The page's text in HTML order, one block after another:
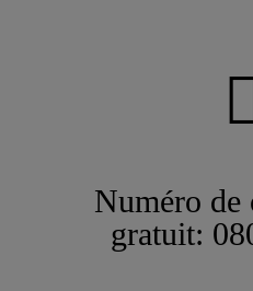
Numéro de
gratuit: